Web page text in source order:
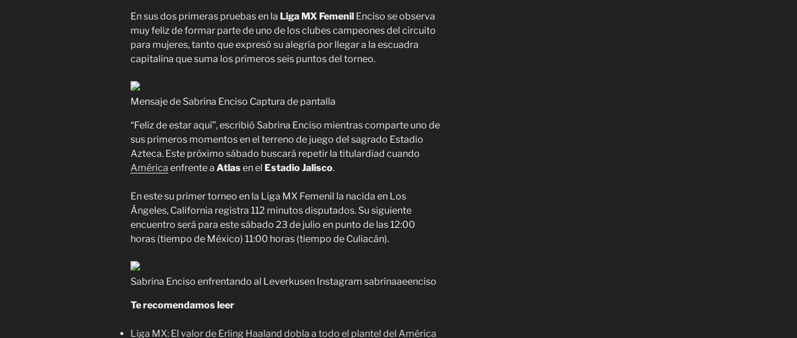
En sus dos primeras pruebas en la Liga MX Femenil Enciso se observa
muy feliz de formar parte de uno de los clubes campeones del circuito
para mujeres, tanto que expresó su alegría por llegar a la escuadra
capitalina que suma los primeros seis puntos del torneo.
Mensaje de Sabrina Enciso Captura de pantalla
“Feliz de estar aquí”, escribió Sabrina Enciso mientras comparte uno de
sus primeros momentos en el terreno de juego del sagrado Estadio
Azteca. Este próximo sábado buscará repetir la titulardiad cuando
América enfrente a Atlasen el Estadio Jalisco.
En este su primer torneo en la Liga MX Femenil la nacida en Los
Ángeles, California registra 112 minutos disputados. Su siguiente
encuentro será para este sábado 23 de julio en punto de las 12:00
horas (tiempo de México) 11:00 horas (tiempo de Culiacán).
Sabrina Enciso enfrentando al Leverkusen Instagram sabrinaaeenciso
Te recomendamos leer
Liga MX: El valor de Erling Haaland dobla a todo el plantel del América